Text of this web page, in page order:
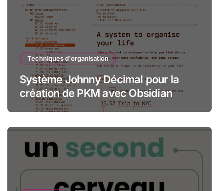
Techniques d'organisation
Système Johnny Décimal pour la
création de PKM avec Obsidian